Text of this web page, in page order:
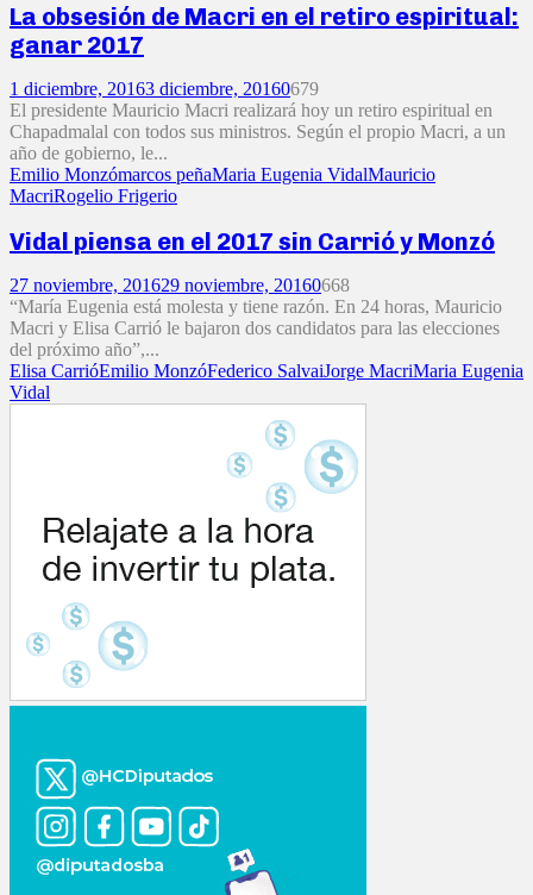
La obsesión de Macri en el retiro espiritual:
ganar 2017
1 diciembre, 20163 diciembre, 20160679
El presidente Mauricio Macri realizará hoy un retiro espiritual en
Chapadmalal con todos sus ministros. Según el propio Macri, a un
año de gobierno, le...
Emilio Monzómarcos peñaMaria Eugenia VidalMauricio
MacriRogelio Frigerio
Vidal piensa en el 2017 sin Carrió y Monzó
27 noviembre, 201629 noviembre, 20160668
“María Eugenia está molesta y tiene razón. En 24 horas, Mauricio
Macri y Elisa Carrió le bajaron dos candidatos para las elecciones
del próximo año”,...
Elisa CarrióEmilio MonzóFederico SalvaiJorge MacriMaria Eugenia
Vidal